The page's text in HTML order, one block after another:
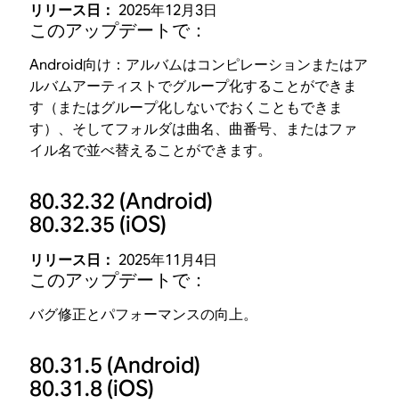
リリース日： 2025年12月3日
このアップデートで：
Android向け：アルバムはコンピレーションまたはア
ルバムアーティストでグループ化することができま
す（またはグループ化しないでおくこともできま
す）、そしてフォルダは曲名、曲番号、またはファ
イル名で並べ替えることができます。
80.32.32 (Android)
80.32.35 (iOS)
リリース日： 2025年11月4日
このアップデートで：
バグ修正とパフォーマンスの向上。
80.31.5 (Android)
80.31.8 (iOS)